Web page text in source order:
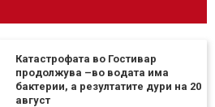
Катастрофата во Гостивар
продолжува –во водата има
бактерии, а резултатите дури на 20
август